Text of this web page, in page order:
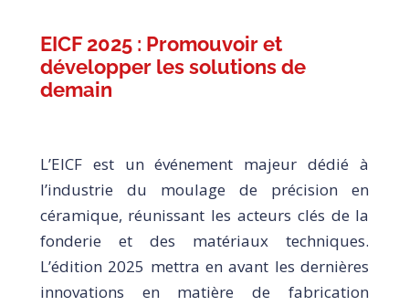
EICF 2025 : Promouvoir et
développer les solutions de
demain
L’EICF est un événement majeur dédié à
l’industrie du moulage de précision en
céramique, réunissant les acteurs clés de la
fonderie et des matériaux techniques.
L’édition 2025 mettra en avant les dernières
innovations en matière de fabrication